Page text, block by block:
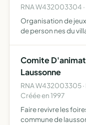
RNA W432003304 ·
Organisation de
de person nes du
Comite
Laussonne
RNA W432003305
Créée en 1997
Faire revivre les
commune de